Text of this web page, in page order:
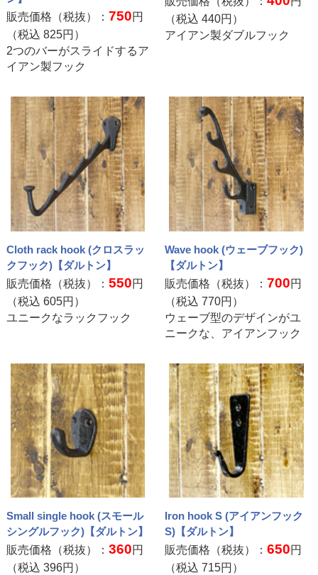
販売価格（税抜）： 750円
（税込 825円）
2つのバーがスライドするア
イアン製フック
（税込440円）
アイアン製ダブルフック
Cloth rack hook (クロスラッ
クフック)【ダルトン】
販売価格（税抜）： 550円
（税込 605円）
ユニークなラックフック
Wave hook (ウェーブフック)
【ダルトン】
販売価格（税抜）：700円
（税込770円）
ウェーブ型のデザインがユ
ニークな、アイアンフック
Small single hook (スモール
シングルフック)【ダルトン】
販売価格（税抜）： 360円
（税込 396円）
Iron hook S (アイアンフック
S)【ダルトン】
販売価格（税抜）：650円
（税込715円）